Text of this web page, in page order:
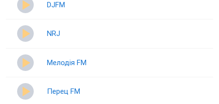
DJFM
NRJ
Мелодія FM
Перец FM